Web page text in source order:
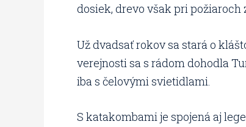
dosiek, drevo však pri požiaroch
Už dvadsať rokov sa stará o
verejnosti sa s rádom dohodla
iba s čelovými svietidlami.
S katakombami je spojená aj